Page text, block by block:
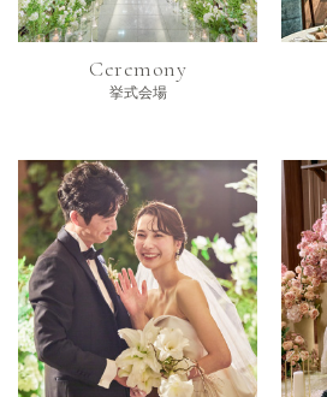
Ceremony
挙式会場